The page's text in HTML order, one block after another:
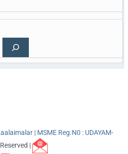
| MSME Reg.N0 : UDAYAM-
|